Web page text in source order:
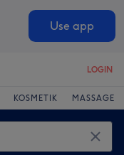
Use app
LOGIN
KOSMETIK MASSAGE